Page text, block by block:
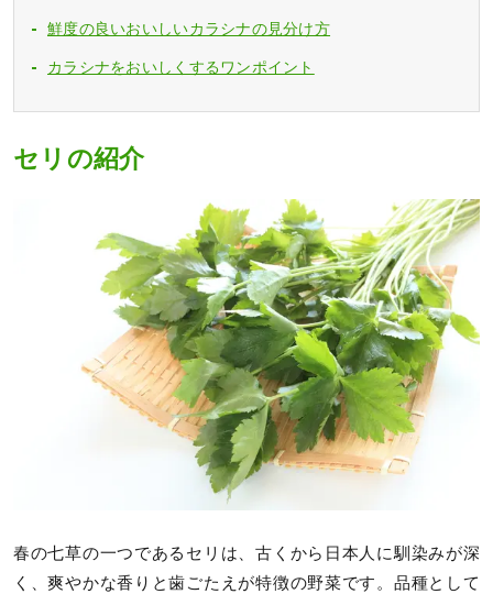
鮮度の良いおいしいカラシナの見分け方
カラシナをおいしくするワンポイント
セリの紹介
春の七草の一つであるセリは、古くから日本人に馴染みが深
く、爽やかな香りと歯ごたえが特徴の野菜です。品種として